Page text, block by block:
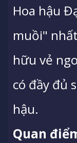
Hoa hậu
muồi"
hữu vẻ
có đầy đủ
hậu.
Quan